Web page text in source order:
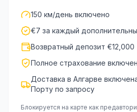
150 км/день включено
€7 за каждый
Возвратный депозит €12,000
Полное страхование
Доставка в Алгарве
Порту по запросу
Блокируется на карте как